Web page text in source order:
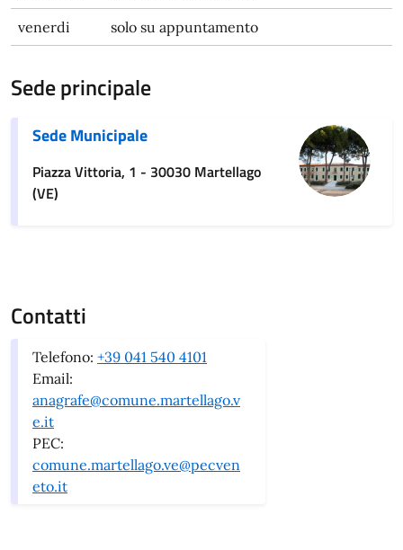
venerdi solo su appuntamento
Sede principale
Sede Municipale
Piazza Vittoria, 1 - 30030 Martellago
(VE)
Contatti
Telefono: +39 041 540 4101
Email:
anagrafe@comune.martellago.v
e.it
PEC:
comune.martellago.ve@pecven
eto.it